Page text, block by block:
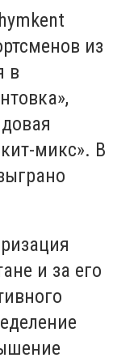
из
в
микс». В
и за его